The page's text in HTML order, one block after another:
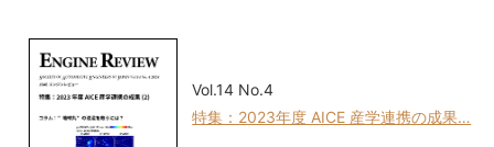
Vol.14 No.4
特集：2023年度 AICE 産学連携の成果…